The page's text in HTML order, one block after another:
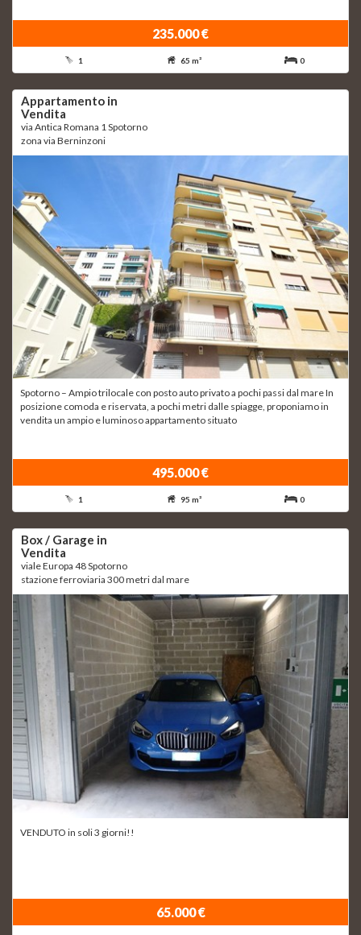
235.000 €
1 65 m² 0
Appartamento in
Vendita
via Antica Romana 1 Spotorno
zona via Berninzoni
Spotorno – Ampio trilocale con posto auto privato a pochi passi dal mare In
posizione comoda e riservata, a pochi metri dalle spiagge, proponiamo in
vendita un ampio e luminoso appartamento situato
495.000 €
1 95 m² 0
Box / Garage in
Vendita
viale Europa 48 Spotorno
stazione ferroviaria 300 metri dal mare
VENDUTO in soli 3 giorni!!
65.000 €